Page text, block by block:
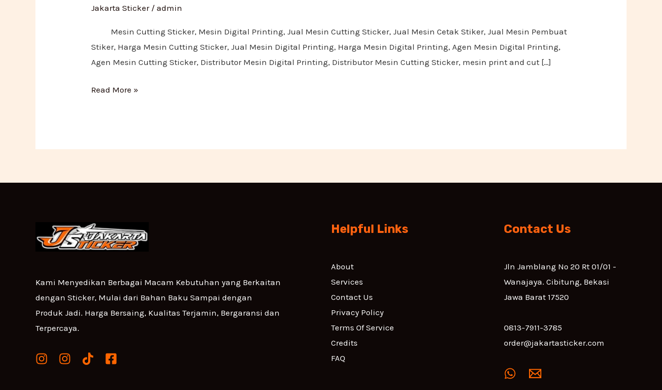
Jakarta Sticker/admin
Mesin Cutting Sticker, Mesin Digital Printing, Jual Mesin Cutting Sticker, Jual Mesin Cetak Stiker, Jual Mesin Pembuat
Stiker, Harga Mesin Cutting Sticker, Jual Mesin Digital Printing, Harga Mesin Digital Printing, Agen Mesin Digital Printing,
Agen Mesin Cutting Sticker, Distributor Mesin Digital Printing, Distributor Mesin Cutting Sticker, mesin print and cut […]
Read More »
Kami Menyedikan Berbagai Macam Kebutuhan yang Berkaitan
dengan Sticker, Mulai dari Bahan Baku Sampai dengan
Produk Jadi. Harga Bersaing, Kualitas Terjamin, Bergaransi dan
Terpercaya.
Helpful Links
About
Services
Contact Us
Privacy Policy
Terms Of Service
Credits
FAQ
Contact Us
Jln Jamblang No 20 Rt 01/01 -
Wanajaya. Cibitung, Bekasi
Jawa Barat 17520
0813-7911-3785
order@jakartasticker.com